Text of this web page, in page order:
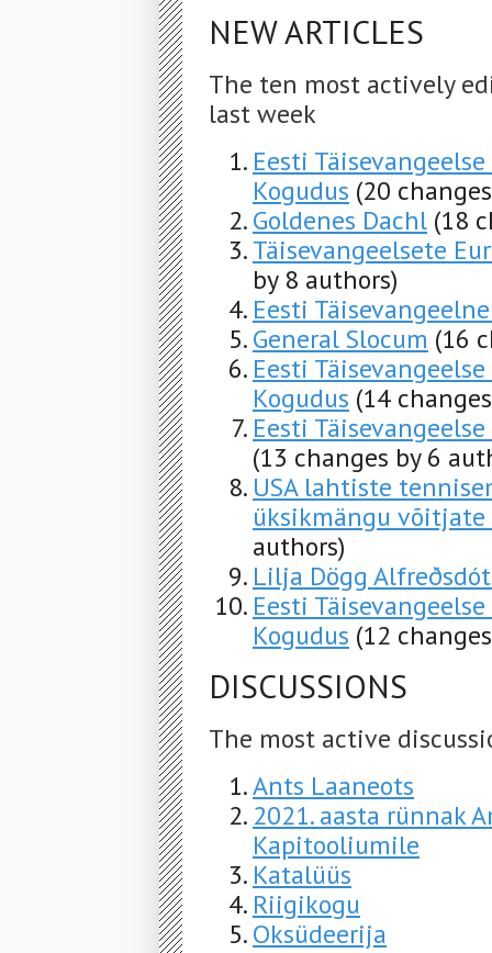
NEW ARTICLES
The ten most actively
last week
Eesti
Kogudus (20
Goldenes Dachl (18
Täisevangeelsete
by 8 authors)
Eesti
General Slocum (16
Eesti
Kogudus (14
Eesti
(13 changes by 6
USA lahtiste
üksikmängu
authors)
Lilja Dögg
Eesti
Kogudus (12
DISCUSSIONS
The most active
Ants Laaneots
2021. aasta rünnak
Kapitooliumile
Katalüüs
Riigikogu
Oksüdeerija